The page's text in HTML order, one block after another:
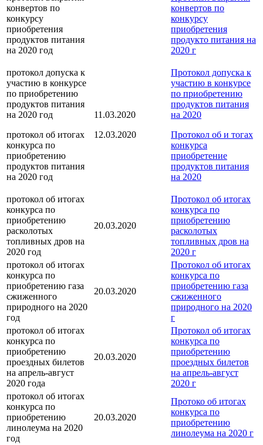
конвертов по
конкурсу
приобретения
продуктов питания
на 2020 год
конвертов по
конкурсу
приобретения
продукто питания на
2020 г
протокол допуска к
участию в конкурсе
по приобретению
продуктов питания
на 2020 год
протокол об итогах
конкурса по
приобретению
продуктов питания
на 2020 год
11.03.2020
12.03.2020
Протокол допуска к
участию в конкурсе
по приобретению
продуктов питания
на 2020
Протокол об и тогах
конкурса
приобретение
продуктов питания
на 2020
протокол об итогах
конкурса по
приобретению
расколотых
топливных дров на
2020 год
20.03.2020
Протокол об итогах
конкурса по
приобретению
расколотых
топливных дров на
2020 г
протокол об итогах
конкурса по
приобретению газа
сжиженного
природного на 2020
год
20.03.2020
Протокол об итогах
конкурса по
приобретению газа
сжиженного
природного на 2020
г
протокол об итогах
конкурса по
приобретению
проездных билетов
на апрель-август
2020 года
20.03.2020
Протокол об итогах
конкурса по
приобретению
проездных билетов
на апрель-август
2020 г
протокол об итогах
конкурса по
приобретению
линолеума на 2020
год
20.03.2020
Протоко об итогах
конкурса по
приобретению
линолеума на 2020 г